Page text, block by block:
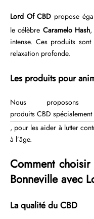
Lord Of CBD propose
le célèbre Caramelo Hash,
intense. Ces produits
relaxation profonde.
Les produits pour
Nous
produits CBD
, pour les aider à lutter
à l’âge.
Comment
Bonneville avec
La qualité du CBD